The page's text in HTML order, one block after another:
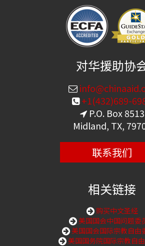
对华援助协
+1(432)689-
P.O. Box 8513
Midland, TX,
联系我们
相关链接
购买中文圣经
美国国会中国问题委
美国国会国际宗教自由
美国国务院国际宗教自